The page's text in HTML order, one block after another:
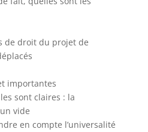
de droit du projet de
importantes
sont claires : la
vide
en compte l’universalité